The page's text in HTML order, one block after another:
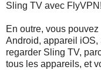
Sling TV avec FlyVPN!
En outre, vous
Android, appareil iOS,
regarder Sling TV,
tous les appareils, et